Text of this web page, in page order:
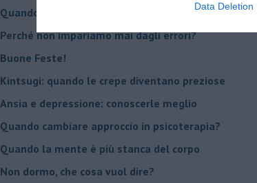
Data Deletion
​Quando crescere troppo presto diventa un peso
​Perché non impariamo mai dagli errori?
​Buone Feste!
​Kintsugi: quando le crepe diventano preziose
Ansia e depressione: conoscerle meglio
Quando cambiare approccio in psicoterapia?
​Quando la mente è più stanca del corpo
Non dormo, che cosa vuol dire?